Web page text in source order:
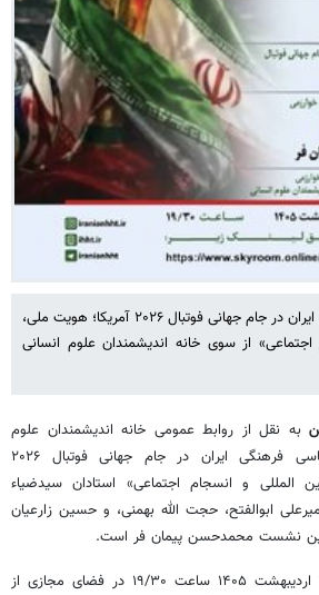
نشست «دیپلماسی فرهنگی ایران در جام جهانی فوتبال ۲۰۲۶ آمریکا؛ هویت ملی،
از سوی خانه اندیشمندان علوم انسانی
به نقل از روابط عمومی خانه اندیشمندان علوم
انسانی، در نشست «دیپلماسی فرهنگی ایران در جام جهانی فوتبال ۲۰۲۶
المللی و انسجام اجتماعی» استادان سیدضیاء
ابوالفتح، حجت الله بهمنی، و حسین زارعیان
این نشست محمدحسن پیمان فر است.
این نشست روز دوشنبه ۲۸ اردیبهشت ۱۴۰۵ ساعت ۱۹/۳۰ در فضای مجازی از